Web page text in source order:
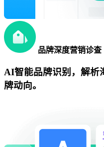
品牌深度营销诊查
AI智能品牌识别，解析
牌动向。